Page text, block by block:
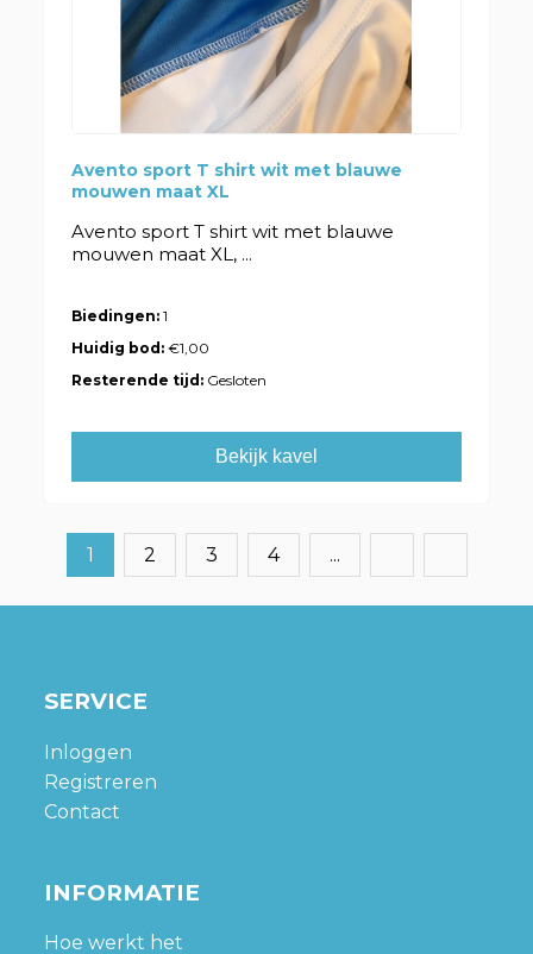
Avento sport T shirt wit met blauwe
mouwen maat XL
Avento sport T shirt wit met blauwe
mouwen maat XL, ...
Biedingen: 1
Huidig bod:€1,00
Resterende tijd: Gesloten
Bekijk kavel
1 2 3 4 ...
SERVICE
Inloggen
Registreren
Contact
INFORMATIE
Hoe werkt het